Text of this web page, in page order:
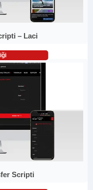
– Laci
Scripti